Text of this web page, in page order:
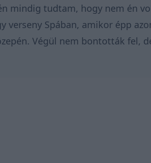
mindig tudtam, hogy nem én
verseny Spában, amikor épp
Végül nem bontották fel,